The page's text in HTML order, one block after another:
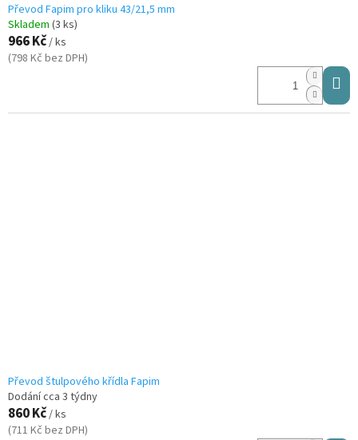
Převod Fapim pro kliku 43/21,5 mm
Skladem (3 ks)
966 Kč/ ks
(798 Kč bez DPH)
Převod štulpového křídla Fapim
Dodání cca 3 týdny
860 Kč/ ks
(711 Kč bez DPH)